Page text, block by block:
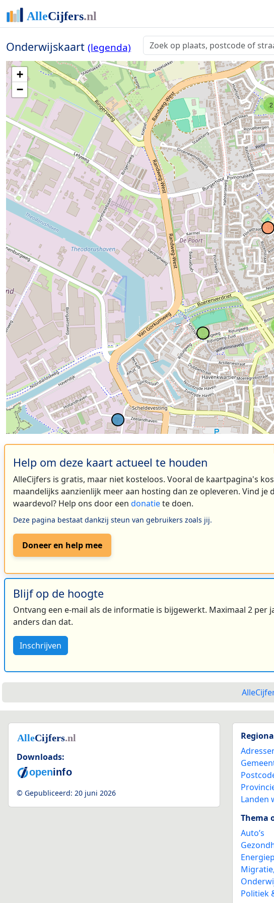
Onderwijskaart (legenda)
2
+
−
Help om deze kaart actueel te houden
AlleCijfers is gratis, maar niet kosteloos. Vooral de kaartpagina's
maandelijks aanzienlijk meer aan hosting dan ze opleveren. Vind je
waardevol? Help ons door een donatiete doen.
Deze pagina bestaat dankzij steun van gebruikers zoals jij.
Doneer en help mee
Blijf op de hoogte
Ontvang een e-mail als de informatie is bijgewerkt. Maximaal 2 per
anders dan dat.
Inschrijven
Downloads:
© Gepubliceerd: 20 juni 2026
Landen
Thema
Auto’s
Politiek